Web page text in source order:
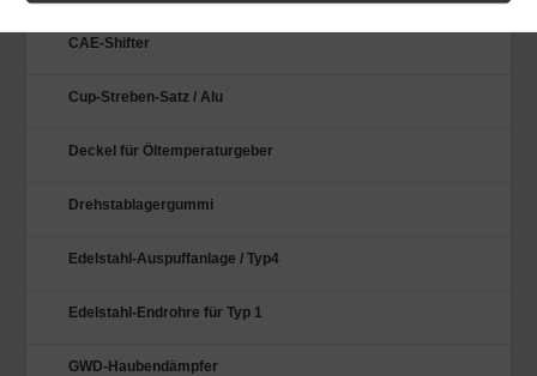
CAE-Shifter
Cup-Streben-Satz / Alu
Deckel für Öltemperaturgeber
Drehstablagergummi
Edelstahl-Auspuffanlage / Typ4
Edelstahl-Endrohre für Typ 1
GWD-Haubendämpfer